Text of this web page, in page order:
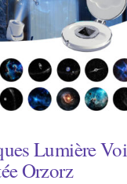
Lumière
Orzorz